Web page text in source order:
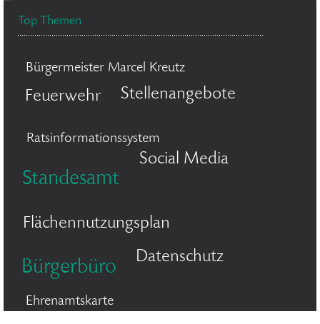
Top Themen
Bürgermeister Marcel Kreutz
Feuerwehr Stellenangebote
Ratsinformationssystem
Standesamt
Social Media
Flächennutzungsplan
Bürgerbüro
Datenschutz
Ehrenamtskarte